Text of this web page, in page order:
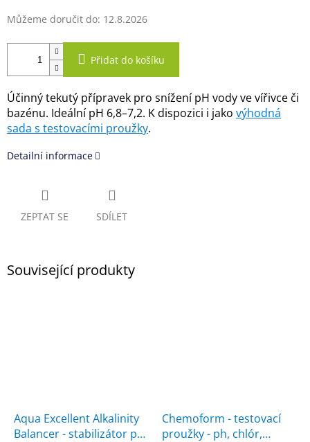
Můžeme doručit do: 12.8.2026
Přidat do košíku
Účinný tekutý přípravek pro snížení pH vody ve vířivce či
bazénu. Ideální pH 6,8–7,2. K dispozici i jako výhodná
sada s testovacími proužky.
Detailní informace
ZEPTAT SE SDÍLET
Související produkty
Aqua Excellent Alkalinity
Balancer - stabilizátor pH
Chemoform - testovací
proužky - ph, chlór,